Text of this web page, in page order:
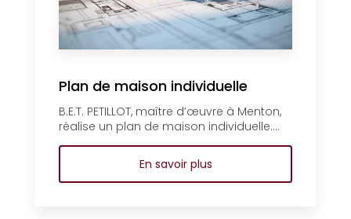
Plan de maison individuelle
B.E.T. PETILLOT, maître d’œuvre à Menton,
réalise un plan de maison individuelle....
En savoir plus